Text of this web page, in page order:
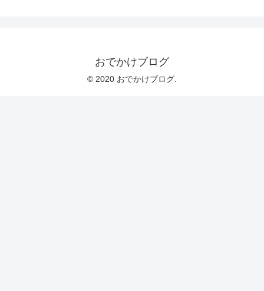
おでかけブログ
© 2020 おでかけブログ.